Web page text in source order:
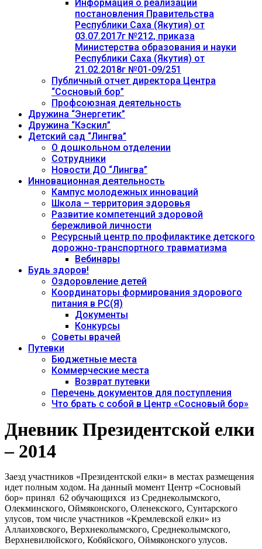
Информация о реализации
постановления Правительства
Республики Саха (Якутия) от
03.07.2017г №212, приказа
Министерства образования и науки
Республики Саха (Якутия) от
21.02.2018г №01-09/251
Публичный отчет директора Центра
“Сосновый бор”
Профсоюзная деятельность
Дружина “Энергетик”
Дружина “Кэскил”
Детский сад “Лингва”
О дошкольном отделении
Сотрудники
Новости ДО “Лингва”
Инновационная деятельность
Кампус молодежных инноваций
Школа – территория здоровья
Развитие компетенций здоровой
бережливой личности
Ресурсный центр по профилактике детского
дорожно-транспортного травматизма
Вебинары
Будь здоров!
Оздоровление детей
Координаторы формирования здорового
питания в РС(Я)
Документы
Конкурсы
Советы врачей
Путевки
Бюджетные места
Коммерческие места
Возврат путевки
Перечень документов для поступления
Что брать с собой в Центр «Сосновый бор»
Дневник Президентской елки
– 2014
Заезд участников «Президентской елки» в местах размещения
идет полным ходом. На данный момент Центр «Сосновый
бор» принял 62 обучающихся из Среднеколымского,
Олекминского, Оймяконского, Оленекского, Сунтарского
улусов, том числе участников «Кремлевской елки» из
Аллаиховского, Верхнеколымского, Среднеколымского,
Верхневилюйского, Кобяйского, Оймяконского улусов.